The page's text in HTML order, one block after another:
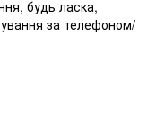
будь ласка,
за телефоном/